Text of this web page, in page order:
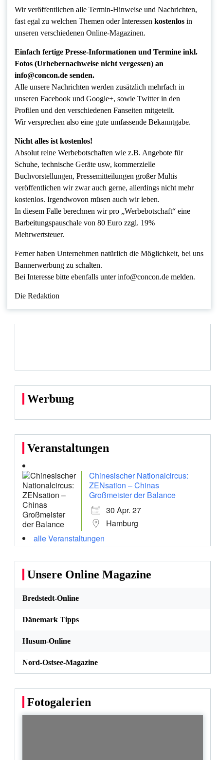
Wir veröffentlichen alle Termin-Hinweise und Nachrichten,
fast egal zu welchen Themen oder Interessen kostenlos in
unseren verschiedenen Online-Magazinen.
Einfach fertige Presse-Informationen und Termine inkl.
Fotos (Urhebernachweise nicht vergessen) an
info@concon.de senden.
Alle unsere Nachrichten werden zusätzlich mehrfach in
unseren Facebook und Google+, sowie Twitter in den
Profilen und den verschiedenen Fanseiten mitgeteilt.
Wir versprechen also eine gute umfassende Bekanntgabe.
Nicht alles ist kostenlos!
Absolut reine Werbebotschaften wie z.B. Angebote für
Schuhe, technische Geräte usw, kommerzielle
Buchvorstellungen, Pressemitteilungen großer Multis
veröffentlichen wir zwar auch gerne, allerdings nicht mehr
kostenlos. Irgendwovon müsen auch wir leben.
In diesem Falle berechnen wir pro „Werbebotschaft“ eine
Barbeitungspauschale von 80 Euro zzgl. 19%
Mehrwertsteuer.
Ferner haben Unternehmen natürlich die Möglichkeit, bei uns
Bannerwerbung zu schalten.
Bei Interesse bitte ebenfalls unter info@concon.de melden.
Die Redaktion
Werbung
Veranstaltungen
Chinesischer Nationalcircus:
ZENsation – Chinas
Großmeister der Balance
30 Apr. 27
Hamburg
alle Veranstaltungen
Unsere Online Magazine
Bredstedt-Online
Dänemark Tipps
Husum-Online
Nord-Ostsee-Magazine
Fotogalerien